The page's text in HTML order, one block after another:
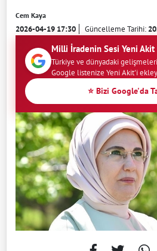
Cem Kaya
2026-04-19 17:30 Güncelleme Tarihi:
Milli İradenin Sesi Yeni Akit
Türkiye ve dünyadaki
Google listenize Yeni Akit'i
⭐ Bizi Google'da